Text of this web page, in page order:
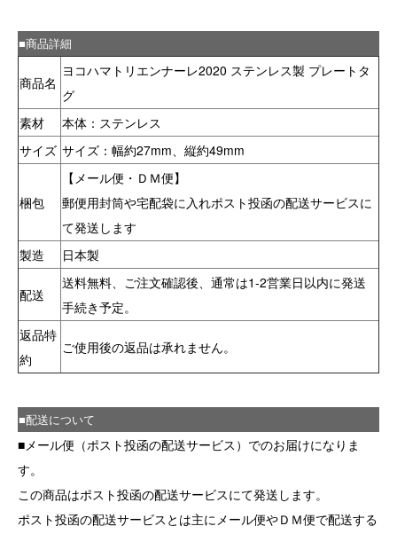
■商品詳細
商品名
ヨコハマトリエンナーレ2020 ステンレス製 プレートタ
グ
素材
本体：ステンレス
サイズ サイズ：幅約27mm、縦約49mm
梱包
【メール便・ＤＭ便】
郵便用封筒や宅配袋に入れポスト投函の配送サービスに
て発送します
製造
日本製
配送
送料無料、ご注文確認後、通常は1-2営業日以内に発送
手続き予定。
返品特
約
ご使用後の返品は承れません。
■配送について
■メール便（ポスト投函の配送サービス）でのお届けになりま
す。
この商品はポスト投函の配送サービスにて発送します。
ポスト投函の配送サービスとは主にメール便やＤＭ便で配送する